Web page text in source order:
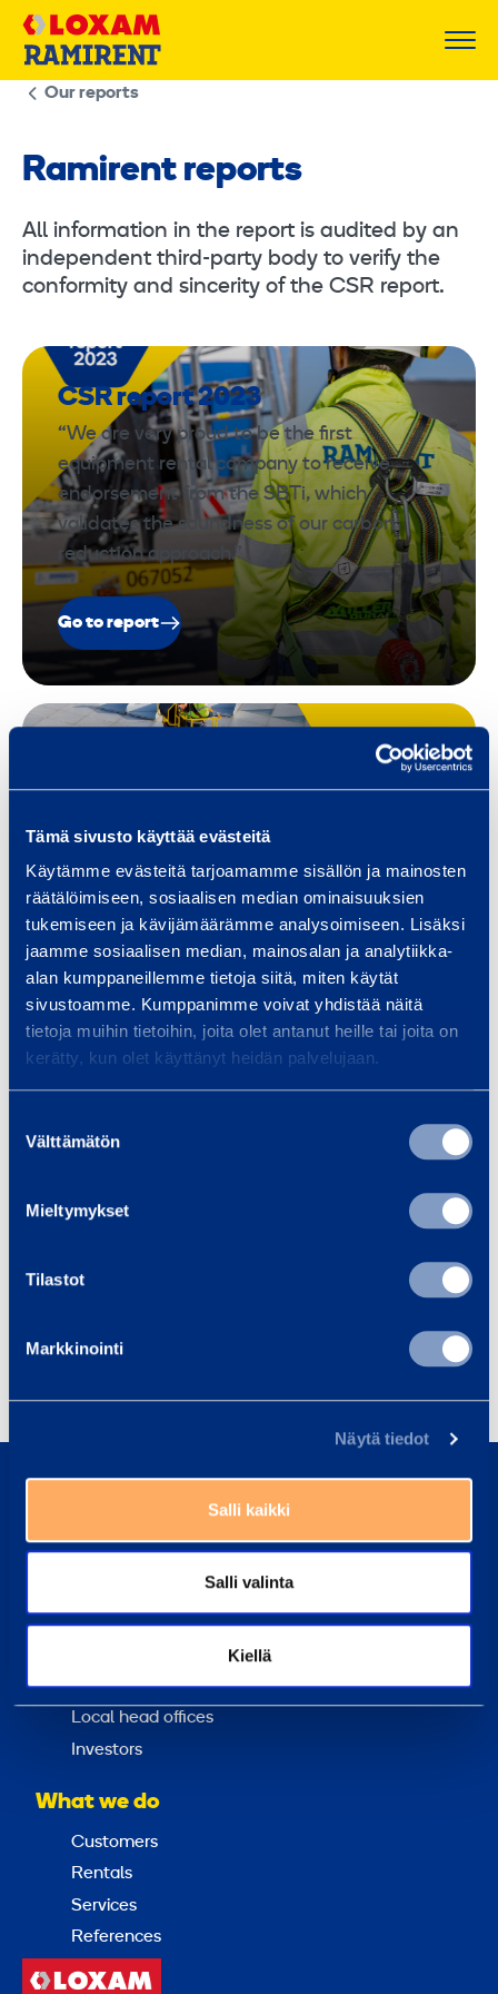
Tämä sivusto käyttää evästeitä
Käytämme evästeitä tarjoamamme sisällön ja mainosten
räätälöimiseen, sosiaalisen median ominaisuuksien
tukemiseen ja kävijämäärämme analysoimiseen. Lisäksi
jaamme sosiaalisen median, mainosalan ja analytiikka-
alan kumppaneillemme tietoja siitä, miten käytät
sivustoamme. Kumppanimme voivat yhdistää näitä
tietoja muihin tietoihin, joita olet antanut heille tai joita on
kerätty, kun olet käyttänyt heidän palvelujaan.
valinta
Välttämätön
Mieltymykset
Tilastot
Markkinointi
Näytä tiedot
Salli kaikki
Salli valinta
Kiellä
Skip
Our reports
Ramirent reports
All information in the report is audited by an
independent third-party body to verify the
conformity and sincerity of the CSR report.
CSR report 2023
“We are very proud to be the first
equipment rental company to receive
endorsement from the SBTi, which
validates the soundness of our carbon
reduction approach.”
Go to report
“Our commitment as a responsible rental
safety, well-being at work, preservation of
the environment and relations with local
communities.”
Go to report
All Loxam reports
Invoicing address
Local head offices
Investors
What we do
Customers
Rentals
Services
References